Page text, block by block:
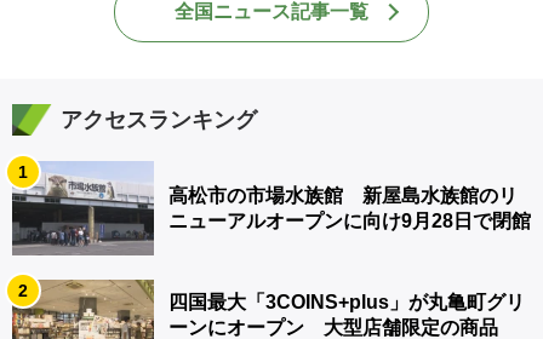
全国ニュース記事一覧
アクセスランキング
1
高松市の市場水族館 新屋島水族館のリ
ニューアルオープンに向け9月28日で閉館
2
四国最大「3COINS+plus」が丸亀町グリ
ーンにオープン 大型店舗限定の商品